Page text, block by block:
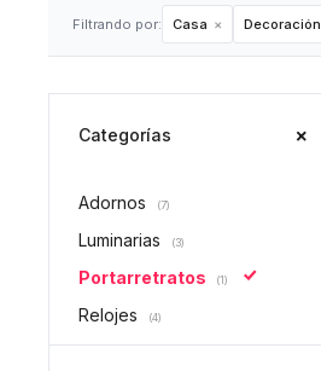
Filtrando por: Casa Decoración
Categorías
Adornos (7)
Luminarias (3)
Portarretratos (1)
Relojes (4)